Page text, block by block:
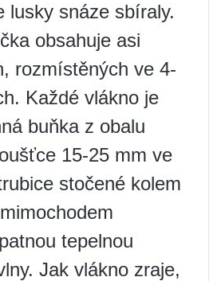
lusky snáze sbíraly.
obsahuje asi
rozmístěných ve 4-
Každé vlákno je
buňka z obalu
15-25 mm ve
stočené kolem
tepelnou
Jak vlákno zraje,